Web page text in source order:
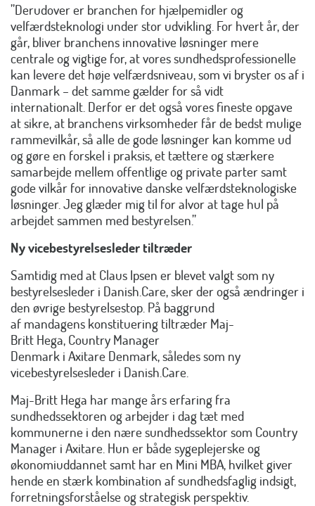
”Derudover er branchen for hjælpemidler og
velfærdsteknologi under stor udvikling. For hvert år, der
går, bliver branchens innovative løsninger mere
centrale og vigtige for, at vores sundhedsprofessionelle
kan levere det høje velfærdsniveau, som vi bryster os af i
Danmark – det samme gælder for så vidt
internationalt. Derfor er det også vores fineste opgave
at sikre, at branchens virksomheder får de bedst mulige
rammevilkår, så alle de gode løsninger kan komme ud
og gøre en forskel i praksis, et tættere og stærkere
samarbejde mellem offentlige og private parter samt
gode vilkår for innovative danske velfærdsteknologiske
løsninger. Jeg glæder mig til for alvor at tage hul på
arbejdet sammen med bestyrelsen.”
Ny vicebestyrelsesleder tiltræder
Samtidig med at Claus Ipsen er blevet valgt som ny
bestyrelsesleder i Danish.Care, sker der også ændringer i
den øvrige bestyrelsestop. På baggrund
af mandagens konstituering tiltræder Maj-
Britt Hega, Country Manager
Denmark i Axitare Denmark, således som ny
vicebestyrelsesleder i Danish.Care.
Maj-Britt Hega har mange års erfaring fra
sundhedssektoren og arbejder i dag tæt med
kommunerne i den nære sundhedssektor som Country
Manager i Axitare. Hun er både sygeplejerske og
økonomiuddannet samt har en Mini MBA, hvilket giver
hende en stærk kombination af sundhedsfaglig indsigt,
forretningsforståelse og strategisk perspektiv.